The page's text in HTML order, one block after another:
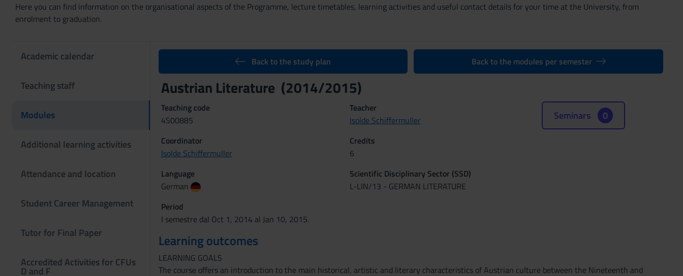
Here you can find information on the organisational aspects of the Programme, lecture timetables, learning activities and useful contact details for your time at the University, from
enrolment to graduation.
Academic calendar
Teaching staff
Modules
Additional learning activities
Attendance and location
Student Career Management
Tutor for Final Paper
Accredited Activities for CFUs
D and F
Back to the study plan Back to the modules per semester
Austrian Literature (2014/2015)
Teaching code
4S00885
Teacher
Isolde Schiffermuller
Coordinator
Isolde Schiffermuller
Credits
6
Language
German
Scientific Disciplinary Sector (SSD)
L-LIN/13 - GERMAN LITERATURE
Period
I semestre dal Oct 1, 2014 al Jan 10, 2015.
Seminars 0
Learning outcomes
LEARNING GOALS
The course offers an introduction to the main historical, artistic and literary characteristics of Austrian culture between the Nineteenth and